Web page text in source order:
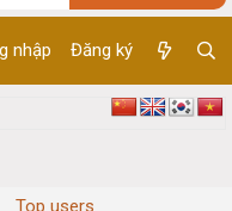
nhập Đăng ký
Top users